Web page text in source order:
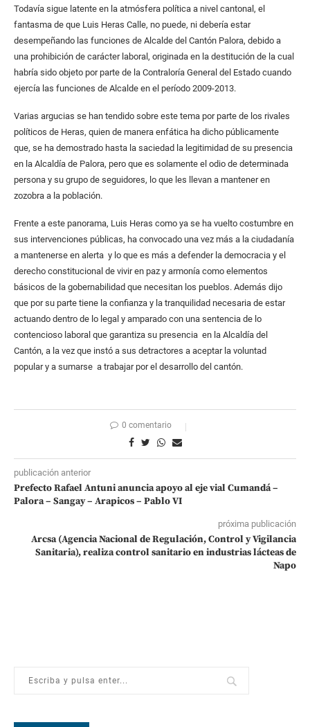
Todavía sigue latente en la atmósfera política a nivel cantonal, el
fantasma de que Luis Heras Calle, no puede, ni debería estar
desempeñando las funciones de Alcalde del Cantón Palora, debido a
una prohibición de carácter laboral, originada en la destitución de la cual
habría sido objeto por parte de la Contraloría General del Estado cuando
ejercía las funciones de Alcalde en el período 2009-2013.
Varias argucias se han tendido sobre este tema por parte de los rivales
políticos de Heras, quien de manera enfática ha dicho públicamente
que, se ha demostrado hasta la saciedad la legitimidad de su presencia
en la Alcaldía de Palora, pero que es solamente el odio de determinada
persona y su grupo de seguidores, lo que les llevan a mantener en
zozobra a la población.
Frente a este panorama, Luis Heras como ya se ha vuelto costumbre en
sus intervenciones públicas, ha convocado una vez más a la ciudadanía
a mantenerse en alerta y lo que es más a defender la democracia y el
derecho constitucional de vivir en paz y armonía como elementos
básicos de la gobernabilidad que necesitan los pueblos. Además dijo
que por su parte tiene la confianza y la tranquilidad necesaria de estar
actuando dentro de lo legal y amparado con una sentencia de lo
contencioso laboral que garantiza su presencia en la Alcaldía del
Cantón, a la vez que instó a sus detractores a aceptar la voluntad
popular y a sumarse a trabajar por el desarrollo del cantón.
0 comentario
publicación anterior
Prefecto Rafael Antuni anuncia apoyo al eje vial Cumandá –
Palora – Sangay – Arapicos – Pablo VI
próxima publicación
Arcsa (Agencia Nacional de Regulación, Control y Vigilancia
Sanitaria), realiza control sanitario en industrias lácteas de
Napo